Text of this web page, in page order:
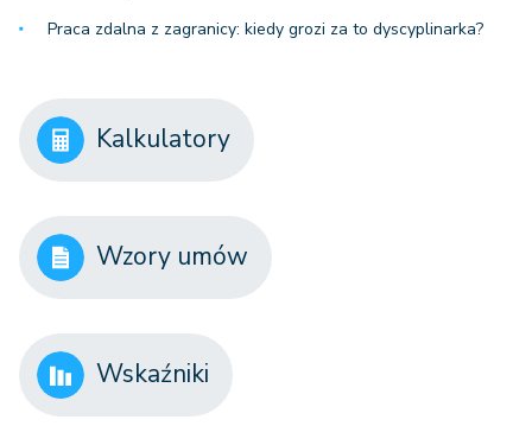
Praca zdalna z zagranicy: kiedy grozi za to dyscyplinarka?
Kalkulatory
Wzory umów
Wskaźniki